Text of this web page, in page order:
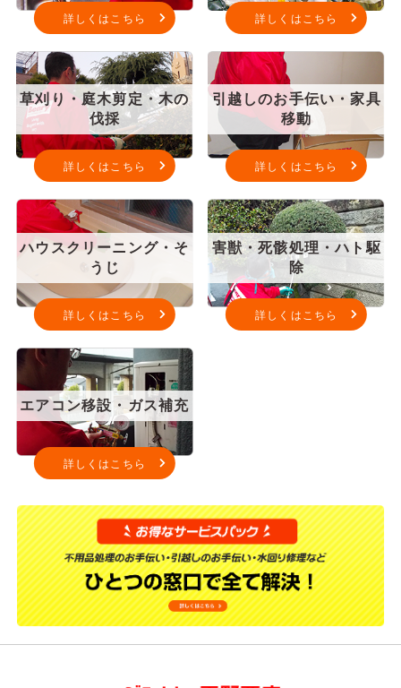
詳しくはこちら 詳しくはこちら
草刈り・庭木剪定・木の
伐採
詳しくはこちら
引越しのお手伝い・家具
移動
詳しくはこちら
ハウスクリーニング・そ
うじ
詳しくはこちら
害獣・死骸処理・ハト駆
除
詳しくはこちら
エアコン移設・ガス補充
詳しくはこちら